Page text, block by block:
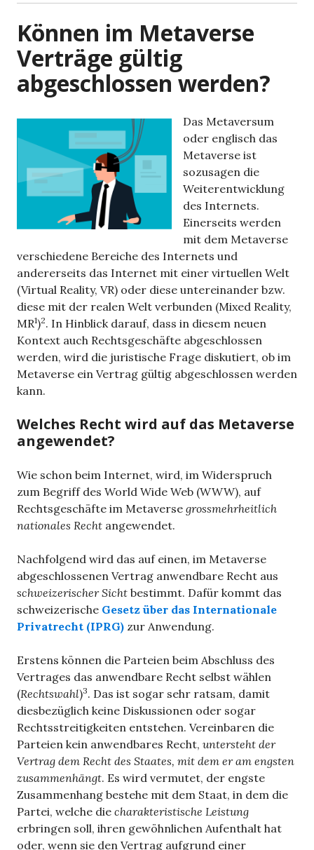
Können im Metaverse
Verträge gültig
abgeschlossen werden?
Das Metaversum
oder englisch das
Metaverse ist
sozusagen die
Weiterentwicklung
des Internets.
Einerseits werden
mit dem Metaverse
verschiedene Bereiche des Internets und
andererseits das Internet mit einer virtuellen Welt
(Virtual Reality, VR) oder diese untereinander bzw.
diese mit der realen Welt verbunden (Mixed Reality,
MR1)2. In Hinblick darauf, dass in diesem neuen
Kontext auch Rechtsgeschäfte abgeschlossen
werden, wird die juristische Frage diskutiert, ob im
Metaverse ein Vertrag gültig abgeschlossen werden
kann.
Welches Recht wird auf das Metaverse
angewendet?
Wie schon beim Internet, wird, im Widerspruch
zum Begriff des World Wide Web (WWW), auf
Rechtsgeschäfte im Metaverse grossmehrheitlich
nationales Recht angewendet.
Nachfolgend wird das auf einen, im Metaverse
abgeschlossenen Vertrag anwendbare Recht aus
schweizerischer Sicht bestimmt. Dafür kommt das
schweizerische Gesetz über das Internationale
Privatrecht (IPRG) zur Anwendung.
Erstens können die Parteien beim Abschluss des
Vertrages das anwendbare Recht selbst wählen
(Rechtswahl)3. Das ist sogar sehr ratsam, damit
diesbezüglich keine Diskussionen oder sogar
Rechtsstreitigkeiten entstehen. Vereinbaren die
Parteien kein anwendbares Recht, untersteht der
Vertrag dem Recht des Staates, mit dem er am engsten
zusammenhängt. Es wird vermutet, der engste
Zusammenhang bestehe mit dem Staat, in dem die
Partei, welche die charakteristische Leistung
erbringen soll, ihren gewöhnlichen Aufenthalt hat
oder, wenn sie den Vertrag aufgrund einer